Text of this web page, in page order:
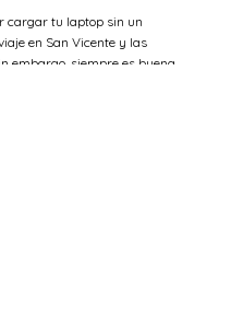
cargar tu laptop sin un
en San Vicente y las
embargo, siempre es buena